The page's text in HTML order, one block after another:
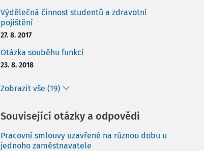
Výdělečná činnost studentů a zdravotní
pojištění
27. 8. 2017
Otázka souběhu funkcí
23. 8. 2018
Zobrazit vše (19)
Související otázky a odpovědi
Pracovní smlouvy uzavřené na různou dobu u
jednoho zaměstnavatele